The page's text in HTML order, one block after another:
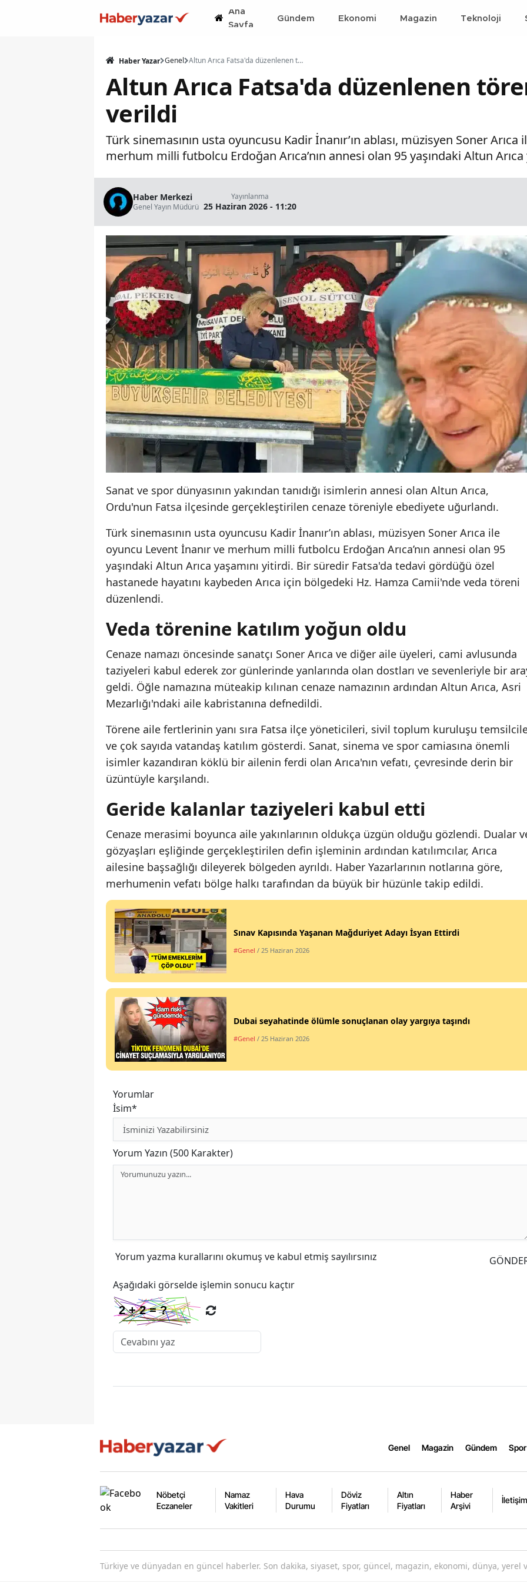
Ana
Sayfa
Gündem Ekonomi Magazin Teknoloji
Haber Yazar Genel Altun Arıca Fatsa'da düzenlenen törenle toprağa verildi
Altun Arıca Fatsa'da düzenlenen
verildi
Türk sinemasının usta oyuncusu Kadir İnanır’ın ablası, müzisyen Soner
merhum milli futbolcu Erdoğan Arıca’nın annesi olan 95 yaşındaki Altun Arıca
Haber Merkezi
Genel Yayın Müdürü
Yayınlanma
25 Haziran 2026 - 11:20
Sanat ve spor dünyasının yakından tanıdığı isimlerin annesi olan Altun Arıca,
Ordu'nun Fatsa ilçesinde gerçekleştirilen cenaze töreniyle ebediyete uğurlandı.
Türk sinemasının usta oyuncusu Kadir İnanır’ın ablası, müzisyen Soner Arıca ile
oyuncu Levent İnanır ve merhum milli futbolcu Erdoğan Arıca’nın annesi olan 95
yaşındaki Altun Arıca yaşamını yitirdi. Bir süredir Fatsa'da tedavi gördüğü özel
hastanede hayatını kaybeden Arıca için bölgedeki Hz. Hamza Camii'nde veda töreni
düzenlendi.
Veda törenine katılım yoğun oldu
Cenaze namazı öncesinde sanatçı Soner Arıca ve diğer aile üyeleri, cami avlusunda
taziyeleri kabul ederek zor günlerinde yanlarında olan dostları ve sevenleriyle bir
geldi. Öğle namazına müteakip kılınan cenaze namazının ardından Altun Arıca, Asri
Mezarlığı'ndaki aile kabristanına defnedildi.
Törene aile fertlerinin yanı sıra Fatsa ilçe yöneticileri, sivil toplum kuruluşu
ve çok sayıda vatandaş katılım gösterdi. Sanat, sinema ve spor camiasına önemli
isimler kazandıran köklü bir ailenin ferdi olan Arıca'nın vefatı, çevresinde derin bir
üzüntüyle karşılandı.
Geride kalanlar taziyeleri kabul etti
Cenaze merasimi boyunca aile yakınlarının oldukça üzgün olduğu gözlendi. Dualar
gözyaşları eşliğinde gerçekleştirilen defin işleminin ardından katılımcılar, Arıca
ailesine başsağlığı dileyerek bölgeden ayrıldı. Haber Yazarlarının notlarına göre,
merhumenin vefatı bölge halkı tarafından da büyük bir hüzünle takip edildi.
Sınav Kapısında Yaşanan Mağduriyet Adayı İsyan Ettirdi
#Genel / 25 Haziran 2026
Dubai seyahatinde ölümle sonuçlanan olay yargıya taşındı
#Genel / 25 Haziran 2026
Yorumlar
İsim*
Yorum Yazın (500 Karakter)
Yorum yazma kurallarını okumuş ve kabul etmiş sayılırsınız
Aşağıdaki görselde işlemin sonucu kaçtır
Genel Magazin Gündem Spor
Nöbetçi
Eczaneler
Namaz
Vakitleri
Hava
Durumu
Döviz
Fiyatları
Altın
Fiyatları
Haber
Arşivi
Türkiye ve dünyadan en güncel haberler. Son dakika, siyaset, spor, güncel, magazin, ekonomi, dünya, yerel